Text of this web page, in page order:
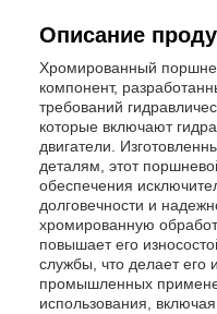
Описание
Хромированный
компонент,
требований
которые включают
двигатели.
деталям, этот
обеспечения
долговечности и
хромированную
повышает его
службы, что делает
промышленных
использования,